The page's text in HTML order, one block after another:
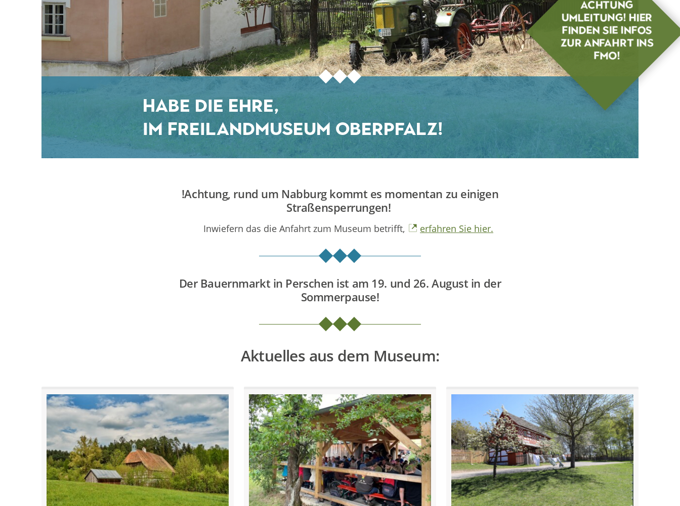
ACHTUNG
UMLEITUNG! Hier
finden sie Infos
zur Anfahrt ins
FMO!
Habe die Ehre,
im Freilandmuseum Oberpfalz!
!Achtung, rund um Nabburg kommt es momentan zu einigen
Straßensperrungen!
Inwiefern das die Anfahrt zum Museum betrifft, erfahren Sie hier.
Der Bauernmarkt in Perschen ist am 19. und 26. August in der
Sommerpause!
Aktuelles aus dem Museum: